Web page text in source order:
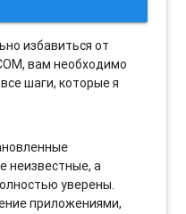
избавиться от
вам необходимо
шаги, которые я
неизвестные, а
уверены.
приложениями,